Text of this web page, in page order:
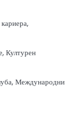
Културен
Международни